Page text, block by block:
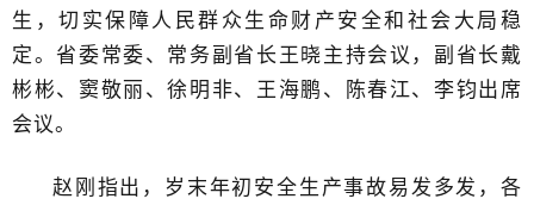
生，切实保障人民群众生命财产安全和社会大局稳
定。省委常委、常务副省长王晓主持会议，副省长戴
彬彬、窦敬丽、徐明非、王海鹏、陈春江、李钧出席
会议。
赵刚指出，岁末年初安全生产事故易发多发，各